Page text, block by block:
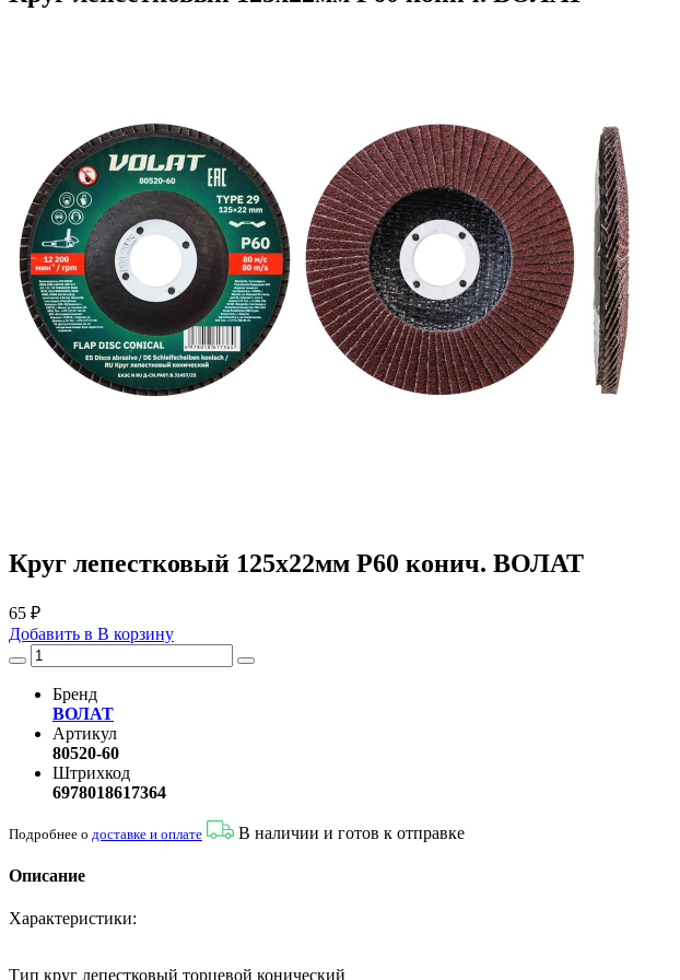
Круг лепестковый 125х22мм P60 конич. ВОЛАТ
65 ₽
Добавить в В корзину
Бренд
ВОЛАТ
Артикул
80520-60
Штрихкод
6978018617364
Подробнее о доставке и оплате В наличии и готов к отправке
Описание
Характеристики:
Тип круг лепестковый торцевой конический